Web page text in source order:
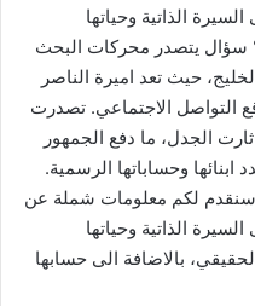
الذاتية وحياتها
سؤال يتصدر محركات البحث
حيث تعد اميرة الناصر
التواصل الاجتماعي. تصدرت
الجدل، ما دفع الجمهور
وحساباتها الرسمية.
سنقدم لكم معلومات شملة عن
الذاتية وحياتها
بالاضافة الى حسابها